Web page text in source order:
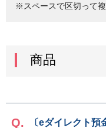
※スペースで区切って複
商品
〔eダイレクト